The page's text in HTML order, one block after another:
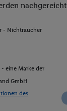
nachgereicht
- Nichtraucher
- eine Marke der
GmbH
des